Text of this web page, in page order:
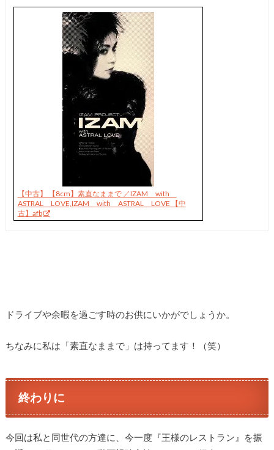
【中古】 【8cm】素直なままで ／IZAM with
ASTRAL LOVE,IZAM with ASTRAL LOVE 【中
古】afb
ドライブや余暇を過ごす時のお供にいかがでしょうか。
ちなみに私は「素直なままで」は持ってます！（笑）
終わりに
今回は私と同世代の方達に、今一度『王様のレストラン』を振